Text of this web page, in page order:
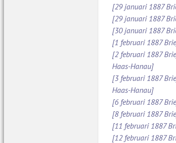
[29 januari 1887
[29 januari 1887
[30 januari 1887
[1 februari 1887
[2 februari 1887
Haas-Hanau]
[3 februari 1887
Haas-Hanau]
[6 februari 1887
[8 februari 1887
[11 februari 1887
[12 februari 1887